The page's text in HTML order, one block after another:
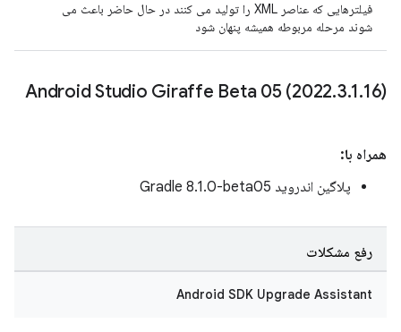
فیلترهایی که عناصر XML را تولید می کنند در حال حاضر باعث می
شوند مرحله مربوطه همیشه پنهان شود
Android Studio Giraffe Beta 05 (2022.3.1.16)
همراه با:
پلاگین اندروید Gradle 8.1.0-beta05
رفع مشکلات
Android SDK Upgrade Assistant